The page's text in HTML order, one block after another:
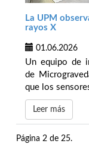
La UPM
rayos X
01.06.2026
Un equipo de
de
que los
Leer más
Página 2 de 25.